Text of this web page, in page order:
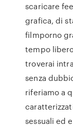
scaricare
grafica, di
filmporno
tempo
troverai
senza
riferiamo a
sessuali ed